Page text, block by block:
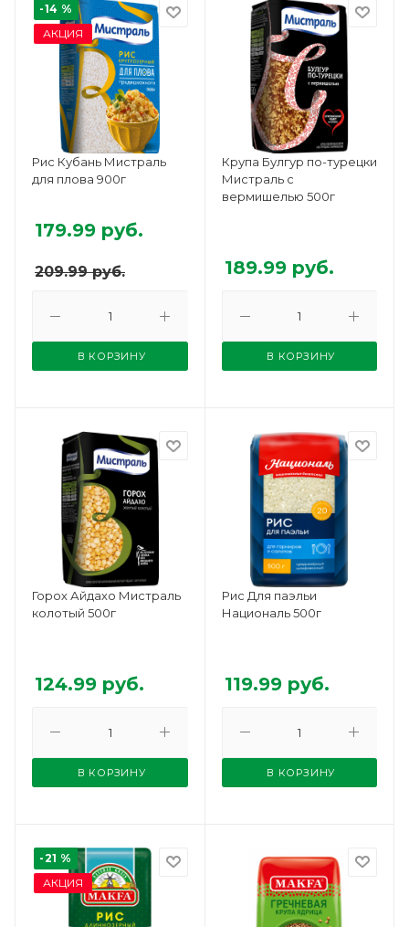
-14 %
АКЦИЯ
Рис Кубань Мистраль
для плова 900г
209.99руб.
179.99 руб.
В КОРЗИНУ
Крупа Булгур по-турецки
Мистраль с
вермишелью 500г
189.99руб.
В КОРЗИНУ
Горох Айдахо Мистраль
колотый 500г
124.99 руб.
В КОРЗИНУ
Рис Для паэльи
Националь 500г
119.99руб.
В КОРЗИНУ
-21 %
АКЦИЯ